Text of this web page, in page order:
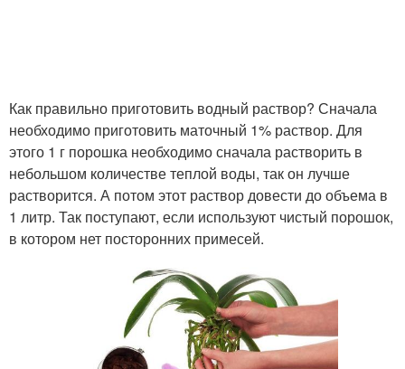
Как правильно приготовить водный раствор? Сначала
необходимо приготовить маточный 1% раствор. Для
этого 1 г порошка необходимо сначала растворить в
небольшом количестве теплой воды, так он лучше
растворится. А потом этот раствор довести до объема в
1 литр. Так поступают, если используют чистый порошок,
в котором нет посторонних примесей.